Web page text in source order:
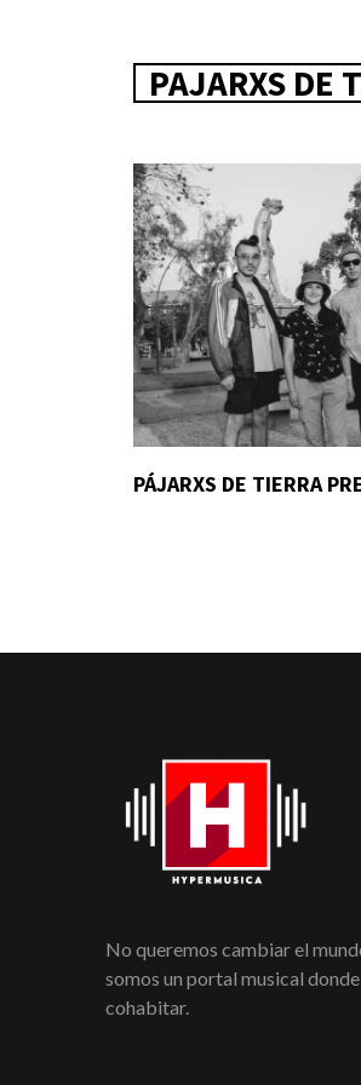
PAJARXS DE
PÁJARXS DE TIERRA
No queremos cambiar el
somos un portal musical
cohabitar.